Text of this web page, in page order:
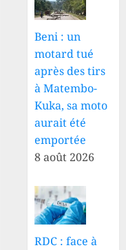
Beni : un
motard tué
après des tirs
à Matembo-
Kuka, sa moto
aurait été
emportée
8 août 2026
RDC : face à